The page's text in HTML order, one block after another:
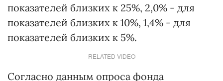
показателей близких к 25%, 2,0% - для
показателей близких к 10%, 1,4% - для
показателей близких к 5%.
RELATED VIDEO
Согласно данным опроса фонда